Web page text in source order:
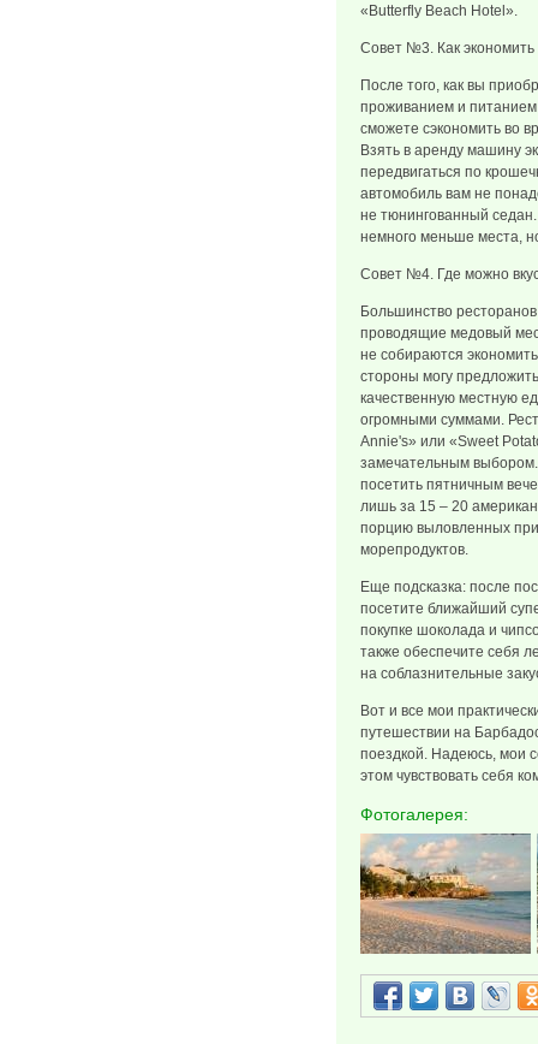
«Butterfly Beach Hotel».
Совет №3. Как
После того, как вы
проживанием и
сможете сэкономить во
Взять в аренду машину
передвигаться по
автомобиль вам не
не тюнингованный
немного меньше места,
Совет №4. Где можно
Большинство
проводящие медовый
не собираются
стороны могу
качественную местную
огромными суммами.
Annie's» или «Sweet
замечательным
посетить пятничным
лишь за 15 – 20
порцию выловленных
морепродуктов.
Еще подсказка: после
посетите ближайший
покупке шоколада и
также обеспечите себя
на соблазнительные
Вот и все мои
путешествии на
поездкой. Надеюсь, мои
этом чувствовать себя
Фотогалерея: